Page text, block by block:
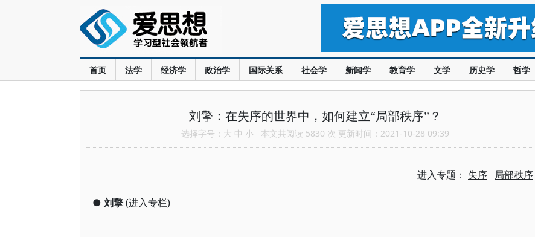
首页 法学 经济学 政治学 国际关系 社会学 新闻学 教育学 文学 历史学 哲学
刘擎：在失序的世界中，如何建立“局部秩序”？
选择字号： 大 中 小 本文共阅读 5830 次 更新时间：2021-10-28 09:39
进入专题： 失序 局部秩序
● 刘擎(进入专栏)